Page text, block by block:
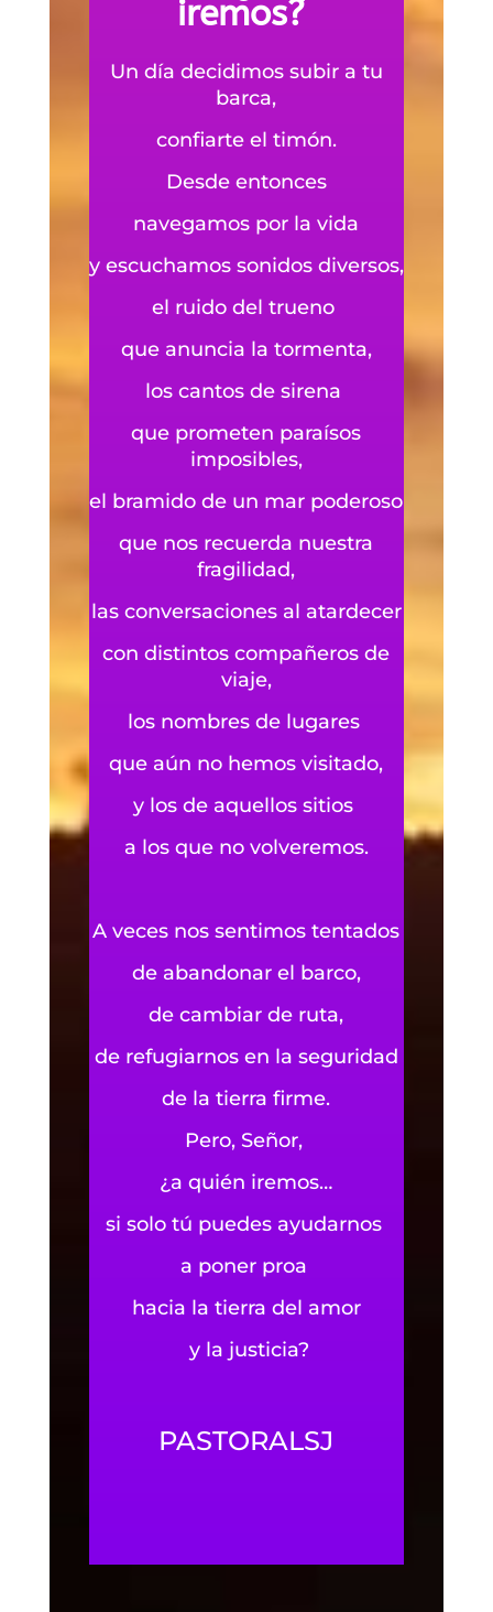
iremos?
Un día decidimos subir a tu
barca,
confiarte el timón.
Desde entonces
navegamos por la vida
y escuchamos sonidos diversos,
el ruido del trueno
que anuncia la tormenta,
los cantos de sirena
que prometen paraísos
imposibles,
el bramido de un mar poderoso
que nos recuerda nuestra
fragilidad,
las conversaciones al atardecer
con distintos compañeros de
viaje,
los nombres de lugares
que aún no hemos visitado,
y los de aquellos sitios
a los que no volveremos.
A veces nos sentimos tentados
de abandonar el barco,
de cambiar de ruta,
de refugiarnos en la seguridad
de la tierra firme.
Pero, Señor,
¿a quién iremos…
si solo tú puedes ayudarnos
a poner proa
hacia la tierra del amor
y la justicia?
PASTORALSJ